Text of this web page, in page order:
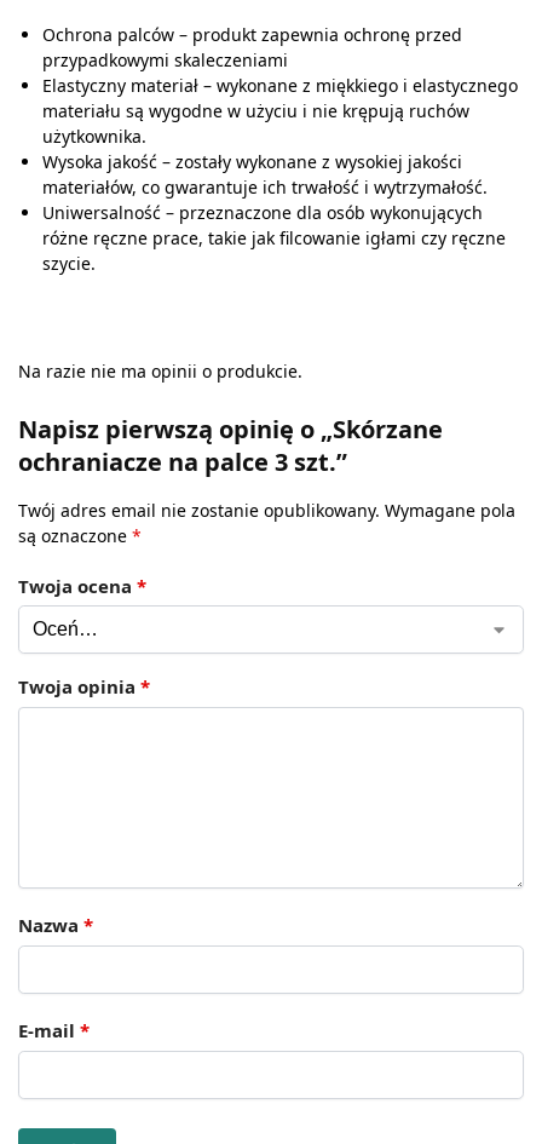
Ochrona palców – produkt zapewnia ochronę przed
przypadkowymi skaleczeniami
Elastyczny materiał – wykonane z miękkiego i elastycznego
materiału są wygodne w użyciu i nie krępują ruchów
użytkownika.
Wysoka jakość – zostały wykonane z wysokiej jakości
materiałów, co gwarantuje ich trwałość i wytrzymałość.
Uniwersalność – przeznaczone dla osób wykonujących
różne ręczne prace, takie jak filcowanie igłami czy ręczne
szycie.
Na razie nie ma opinii o produkcie.
Napisz pierwszą opinię o „Skórzane
ochraniacze na palce 3 szt.”
Twój adres email nie zostanie opublikowany. Wymagane pola
są oznaczone *
Twoja ocena *
Twoja opinia *
Nazwa *
E-mail *